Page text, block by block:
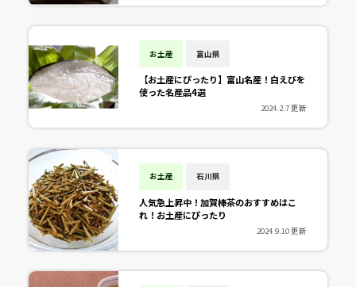
お土産 富山県
【お土産にぴったり】富山名産！白えびを
使った名産品4選
2024.2.7 更新
お土産 石川県
人気急上昇中！加賀棒茶のおすすめはこ
れ！お土産にぴったり
2024.9.10 更新